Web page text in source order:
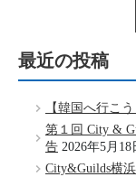
最近の投稿
【韓国へ行こ
第１回 City &
告 2026年5月18
City&Guilds横